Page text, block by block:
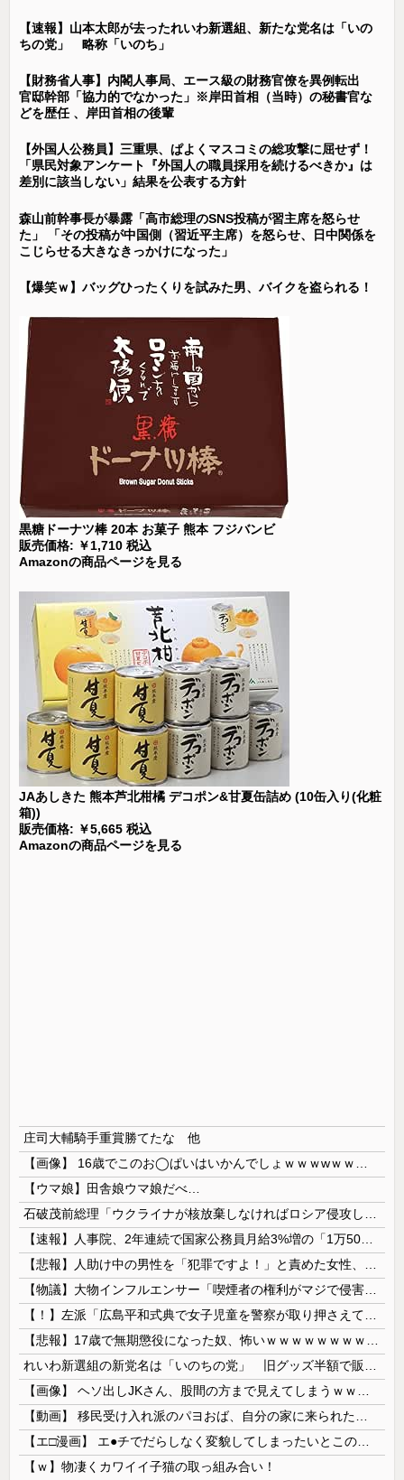
【速報】山本太郎が去ったれいわ新選組、新たな党名は「いの
ちの党」 略称「いのち」
【財務省人事】内閣人事局、エース級の財務官僚を異例転出
官邸幹部「協力的でなかった」※岸田首相（当時）の秘書官な
どを歴任 、岸田首相の後輩
【外国人公務員】三重県、ぱよくマスコミの総攻撃に屈せず！
「県民対象アンケート『外国人の職員採用を続けるべきか』は
差別に該当しない」結果を公表する方針
森山前幹事長が暴露「高市総理のSNS投稿が習主席を怒らせ
た」 「その投稿が中国側（習近平主席）を怒らせ、日中関係を
こじらせる大きなきっかけになった」
【爆笑ｗ】バッグひったくりを試みた男、バイクを盗られる！
黒糖ドーナツ棒 20本 お菓子 熊本 フジバンビ
販売価格: ￥1,710 税込
Amazonの商品ページを見る
JAあしきた 熊本芦北柑橘 デコポン&甘夏缶詰め (10缶入り(化粧
箱))
販売価格: ￥5,665 税込
Amazonの商品ページを見る
庄司大輔騎手重賞勝てたな 他
【ウマ娘】田舎娘ウマ娘だべ…
【ｗ】物凄くカワイイ子猫の取っ組み合い！